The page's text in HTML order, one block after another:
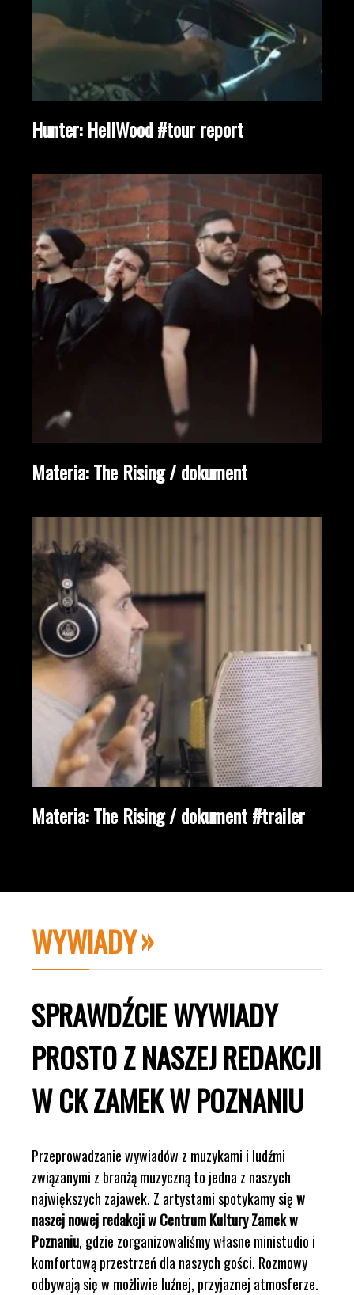
Hunter: HellWood #tour report
Materia: The Rising / dokument
Materia: The Rising / dokument #trailer
WYWIADY
SPRAWDŹCIE WYWIADY
PROSTO Z NASZEJ REDAKCJI
W CK ZAMEK W POZNANIU
Przeprowadzanie wywiadów z muzykami i ludźmi
związanymi z branżą muzyczną to jedna z naszych
największych zajawek. Z artystami spotykamy sięw
naszej nowej redakcji w Centrum Kultury Zamek w
Poznaniu, gdzie zorganizowaliśmy własne ministudio i
komfortową przestrzeń dla naszych gości. Rozmowy
odbywają się w możliwie luźnej, przyjaznej atmosferze.